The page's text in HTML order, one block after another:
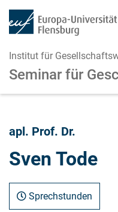
Institut für
Seminar für
apl. Prof. Dr.
Sven Tode
Sprechstunden